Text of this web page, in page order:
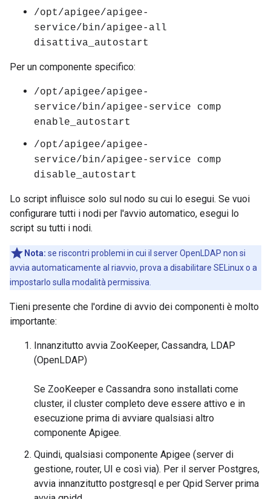
/opt/apigee/apigee-
service/bin/apigee-all
disattiva_autostart
Per un componente specifico:
/opt/apigee/apigee-
service/bin/apigee-service comp
enable_autostart
/opt/apigee/apigee-
service/bin/apigee-service comp
disable_autostart
Lo script influisce solo sul nodo su cui lo esegui. Se vuoi
configurare tutti i nodi per l'avvio automatico, esegui lo
script su tutti i nodi.
Nota: se riscontri problemi in cui il server OpenLDAP non si
avvia automaticamente al riavvio, prova a disabilitare SELinux o a
impostarlo sulla modalità permissiva.
Tieni presente che l'ordine di avvio dei componenti è molto
importante:
Innanzitutto avvia ZooKeeper, Cassandra, LDAP
(OpenLDAP)
Se ZooKeeper e Cassandra sono installati come
cluster, il cluster completo deve essere attivo e in
esecuzione prima di avviare qualsiasi altro
componente Apigee.
Quindi, qualsiasi componente Apigee (server di
gestione, router, UI e così via). Per il server Postgres,
avvia innanzitutto postgresql e per Qpid Server prima